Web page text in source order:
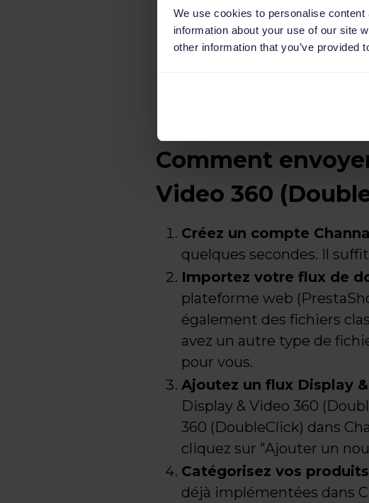
We use cookies to personalise
information about your use of our site
other information that you’ve provided
Comment
Video 360
Créez un compte
quelques secondes. Il
Importez votre flux de
plateforme web
également des fichiers
avez un autre type de
pour vous.
Ajoutez un flux Display
Display & Video 360
360 (DoubleClick) dans
cliquez sur "Ajouter un
Catégorisez vos produits
déjà implémentées dans